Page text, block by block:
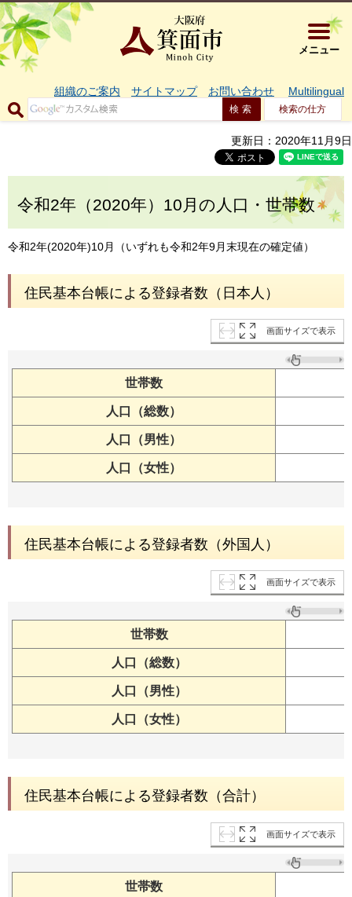
大阪府箕
メニュー
組織のご案内 サイトマップ お問い合わせ Multilingual
検索の仕方
更新日：2020年11月9日
令和2年（2020年）10月の人口・世帯数
令和2年(2020年)10月（いずれも令和2年9月末現在の確定値）
住民基本台帳による登録者数（日本人）
画面サイズで表示
世帯数
人口（総数）
人口（男性）
人口（女性）
住民基本台帳による登録者数（外国人）
画面サイズで表示
世帯数
人口（総数）
人口（男性）
人口（女性）
住民基本台帳による登録者数（合計）
画面サイズで表示
世帯数